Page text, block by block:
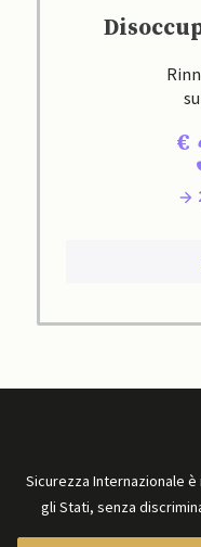
Sicurezza Internazionale
gli Stati, senza